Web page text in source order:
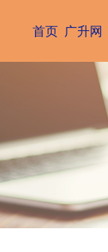
首页 广升网